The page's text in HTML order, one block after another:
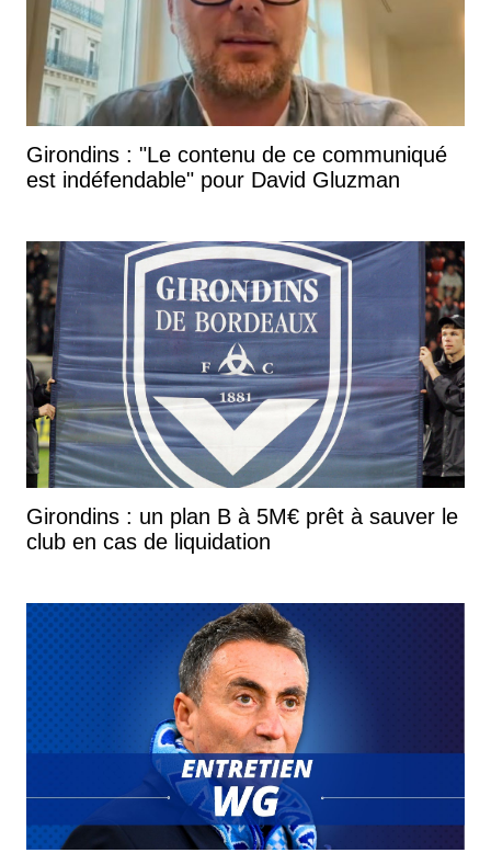
Girondins : "Le contenu de ce communiqué
est indéfendable" pour David Gluzman
Girondins : un plan B à 5M€ prêt à sauver le
club en cas de liquidation